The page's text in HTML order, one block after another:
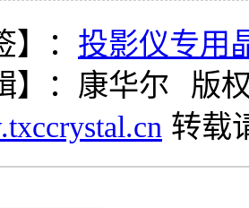
】： 投影仪专用
】： 康华尔
版
转载